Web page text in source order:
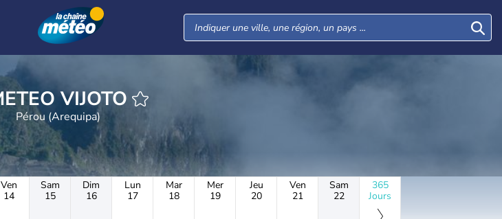
METEO VIJOTO
Pérou (Arequipa)
Ven
14
Sam
15
Dim
16
Lun
17
Mar
18
Mer
19
Jeu
20
Ven
21
Sam
22
365
Jours